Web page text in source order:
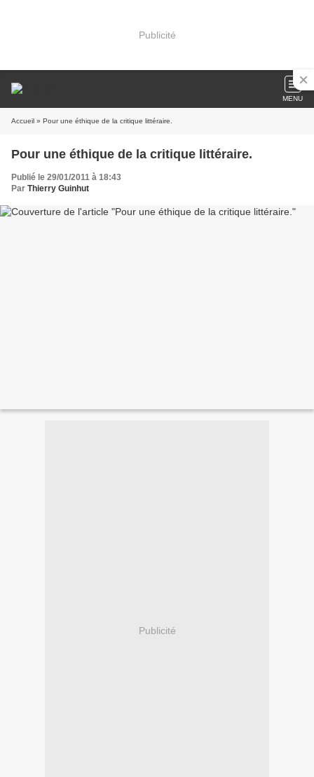
Publicité
MENU
Accueil » Pour une éthique de la critique littéraire.
Pour une éthique de la critique littéraire.
Publié le 29/01/2011 à 18:43
Par Thierry Guinhut
Publicité